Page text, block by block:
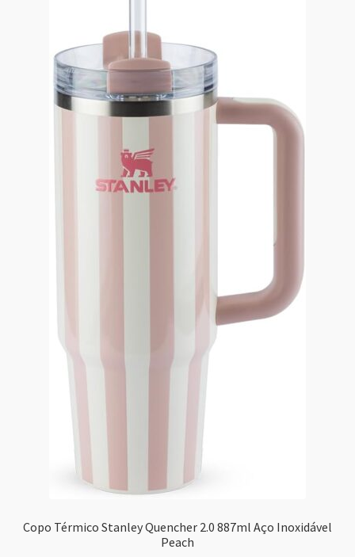
Copo Térmico Stanley Quencher 2.0 887ml Aço Inoxidável
Peach